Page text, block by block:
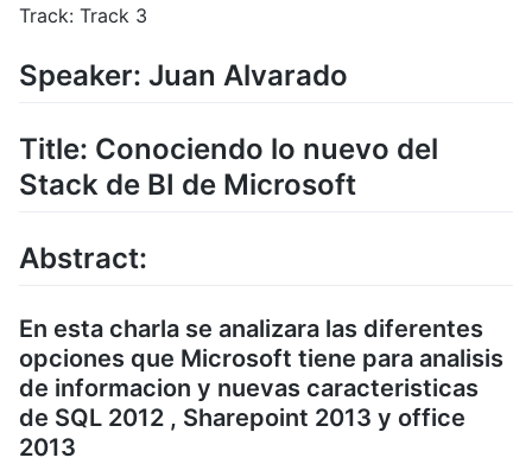
Track: Track 3
Speaker: Juan Alvarado
Title: Conociendo lo nuevo del
Stack de BI de Microsoft
Abstract:
En esta charla se analizara las diferentes
opciones que Microsoft tiene para analisis
de informacion y nuevas caracteristicas
de SQL 2012 , Sharepoint 2013 y office
2013